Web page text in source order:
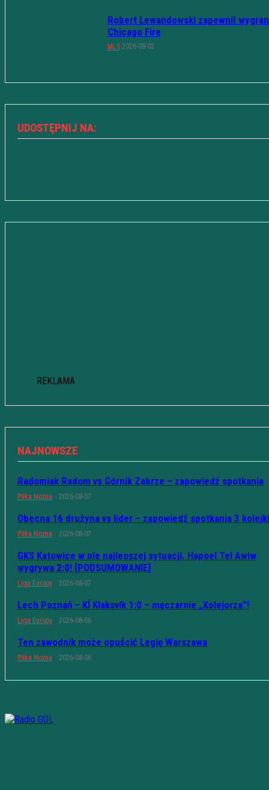
Robert Lewandowski zapewnił
Chicago Fire
MLS 2026-08-02
UDOSTĘPNIJ NA:
REKLAMA
NAJNOWSZE
Radomiak Radom vs Górnik Zabrze – zapowiedź spotkania
Piłka Nożna 2026-08-07
Obecna 16 drużyna vs lider – zapowiedź spotkania 3 kolejki
Piłka Nożna 2026-08-07
GKS Katowice w nie najleoszej sytuacji. Hapoel Tel Awiw
wygrywa 2:0! [PODSUMOWANIE]
Liga Europy 2026-08-07
Lech Poznań – KÍ Klaksvík 1:0 – męczarnie „Kolejorza”!
Liga Europy 2026-08-06
Ten zawodnik może opuścić Legię Warszawa
Piłka Nożna 2026-08-06